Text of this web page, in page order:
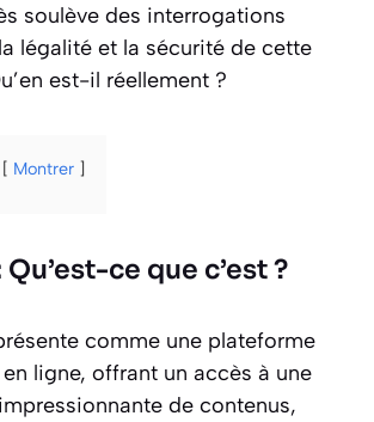
soulève des interrogations
légalité et la sécurité de cette
est-il réellement ?
Montrer
ce que c’est ?
comme une plateforme
ligne, offrant un accès à une
de contenus,